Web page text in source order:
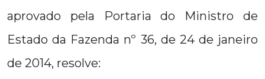
aprovado pela Portaria do Ministro de
Estado da Fazenda nº 36, de 24 de janeiro
de 2014, resolve: